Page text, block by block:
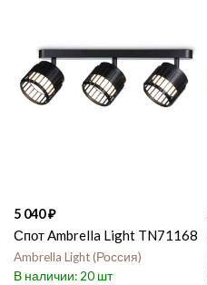
5 040
Спот Ambrella Light TN71168
Ambrella Light Россия
20